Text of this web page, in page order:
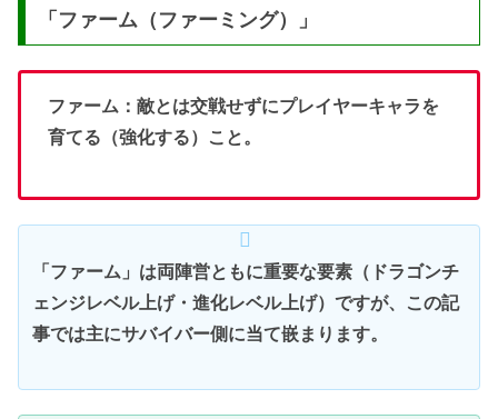
「ファーム（ファーミング）」
ファーム：敵とは交戦せずにプレイヤーキャラを
育てる（強化する）こと。
「ファーム」は両陣営ともに重要な要素（ドラゴンチ
ェンジレベル上げ・進化レベル上げ）ですが、この記
事では主にサバイバー側に当て嵌まります。